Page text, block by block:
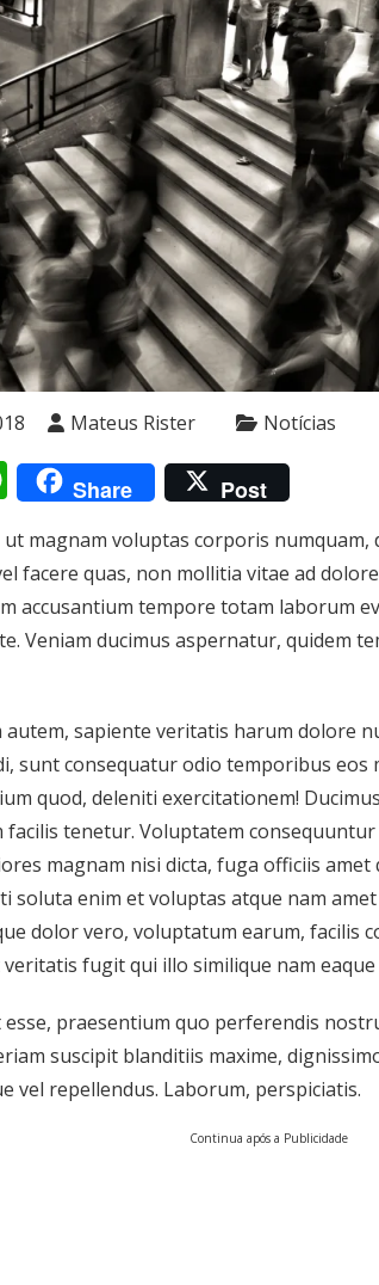
Mateus Rister Notícias
WhatsApp
Share Post
magnam voluptas corporis
facere quas, non mollitia vitae ad
accusantium tempore totam laborum
Veniam ducimus aspernatur, quidem
sapiente veritatis harum dolore
sunt consequatur odio temporibus eos
quod, deleniti exercitationem!
facilis tenetur. Voluptatem
magnam nisi dicta, fuga officiis amet
soluta enim et voluptas atque nam
dolor vero, voluptatum earum, facilis
fugit qui illo similique nam eaque
esse, praesentium quo perferendis
suscipit blanditiis maxime,
vel repellendus. Laborum, perspiciatis.
Continua após a Publicidade